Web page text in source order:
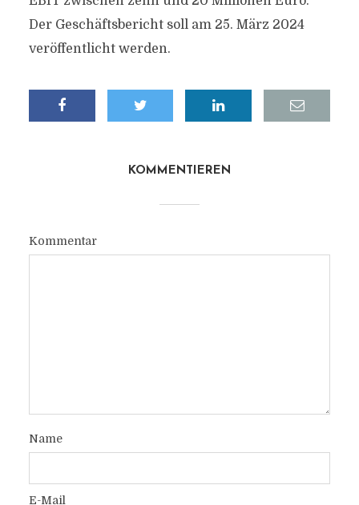
Der Geschäftsbericht soll am 25. März 2024
veröffentlicht werden.
KOMMENTIEREN
Kommentar
Name
E-Mail